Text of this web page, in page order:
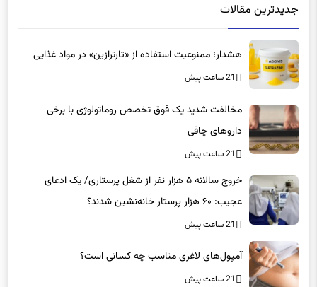
جدیدترین مقالات
هشدار؛ ممنوعیت استفاده از «تارترازین» در مواد غذایی
21 ساعت پیش
مخالفت شدید یک فوق تخصص روماتولوژی با برخی
داروهای چاقی
21 ساعت پیش
خروج سالانه ۵ هزار نفر از شغل پرستاری/ یک ادعای
عجیب: ۶۰ هزار پرستار خانه‌نشین شدند؟
21 ساعت پیش
آمپول‌های لاغری مناسب چه کسانی است؟
21 ساعت پیش